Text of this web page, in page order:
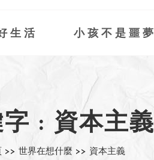
生活 小孩不是噩夢
字 : 資本主義
>> 世界在想什麼 >> 資本主義